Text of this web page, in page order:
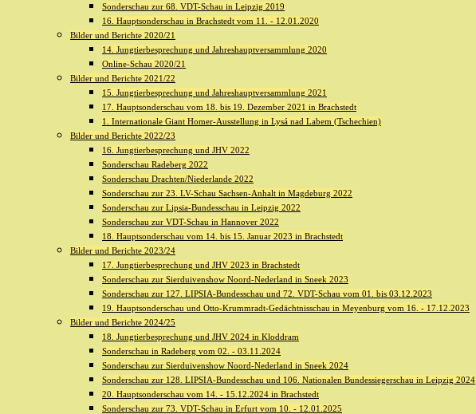
Sonderschau zur 68. VDT-Schau in Leipzig 2019
16. Hauptsonderschau in Brachstedt vom 11. - 12.01.2020
Bilder und Berichte 2020/21
14. Jungtierbesprechung und Jahreshauptversammlung 2020
Online-Schau 2020/21
Bilder und Berichte 2021/22
15. Jungtierbesprechung und Jahreshauptversammlung 2021
17. Hauptsonderschau vom 18. bis 19. Dezember 2021 in Brachstedt
1. Internationale Giant Homer-Ausstellung in Lysá nad Labem (Tschechien)
Bilder und Berichte 2022/23
16. Jungtierbesprechung und JHV 2022
Sonderschau Radeberg 2022
Sonderschau Drachten/Niederlande 2022
Sonderschau zur 23. LV-Schau Sachsen-Anhalt in Magdeburg 2022
Sonderschau zur Lipsia-Bundesschau in Leipzig 2022
Sonderschau zur VDT-Schau in Hannover 2022
18. Hauptsonderschau vom 14. bis 15. Januar 2023 in Brachstedt
Bilder und Berichte 2023/24
17. Jungtierbesprechung und JHV 2023 in Brachstedt
Sonderschau zur Sierduivenshow Noord-Nederland in Sneek 2023
Sonderschau zur 127. LIPSIA-Bundesschau und 72. VDT-Schau vom 01. bis 03.12.2023
19. Hauptsonderschau und Otto-Krummradt-Gedächtnisschau in Meyenburg vom 16. - 17.12.2023
Bilder und Berichte 2024/25
18. Jungtierbesprechung und JHV 2024 in Kloddram
Sonderschau in Radeberg vom 02. - 03.11.2024
Sonderschau zur Sierduivenshow Noord-Nederland in Sneek 2024
Sonderschau zur 128. LIPSIA-Bundesschau und 106. Nationalen Bundessiegerschau in Leipzig 2024
20. Hauptsonderschau vom 14. - 15.12.2024 in Brachstedt
Sonderschau zur 73. VDT-Schau in Erfurt vom 10. - 12.01.2025